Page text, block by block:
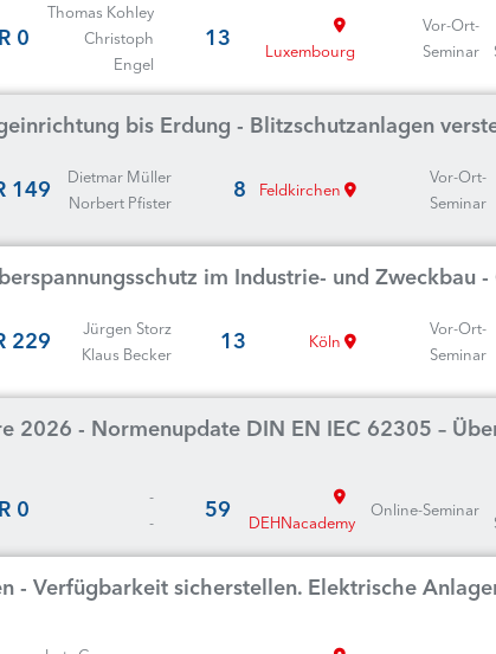
Vor-Ort-
Seminar
Luxembourg
13
Thomas Kohley
Christoph
Engel
0 EUR
bis Erdung - Blitzschutzanlagen
Vor-Ort-
Seminar
Feldkirchen
8
Dietmar Müller
Norbert Pfister
149 EUR
im Industrie- und Zweckbau
Vor-Ort-
Seminar
Köln
13
Jürgen Storz
Klaus Becker
229 EUR
2026 - Normenupdate DIN EN IEC 62305 –
Online-Seminar
DEHNacademy
59
-
-
0 EUR
- Verfügbarkeit sicherstellen. Elektrische